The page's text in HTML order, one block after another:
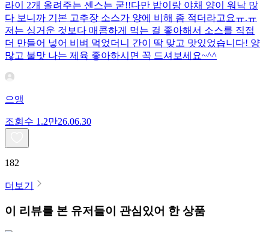
라이 2개 올려주는 센스는 굳!! ​다만 밥이랑 야채 양이 워낙 많
다 보니까 기본 고추장 소스가 양에 비해 좀 적더라고요ㅠ.ㅠ
저는 싱거운 것보다 매콤하게 먹는 걸 좋아해서 소스를 직접
더 만들어 넣어 비벼 먹었더니 간이 딱 맞고 맛있었습니다! 양
많고 불맛 나는 제육 좋아하시면 꼭 드셔보세요~^^
으앵
조회수 1.2만26.06.30
182
더보기
이 리뷰를 본 유저들이 관심있어 한 상품